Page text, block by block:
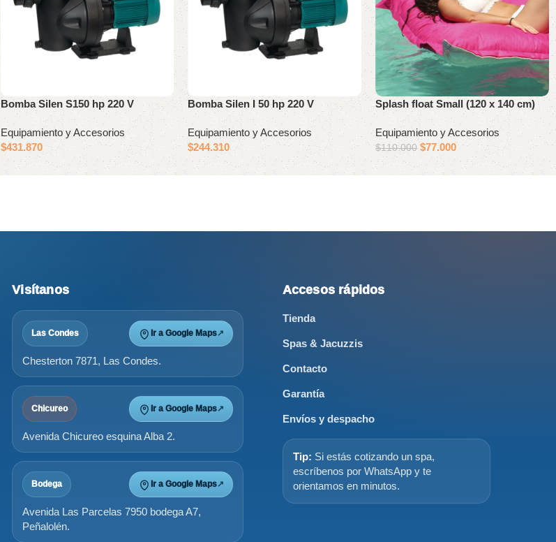
Bomba Silen S150 hp 220 V
Equipamiento y Accesorios
$431.870
Bomba Silen I 50 hp 220 V
Equipamiento y Accesorios
$244.310
Splash float Small (120 x 140 cm)
Equipamiento y Accesorios
$110.000 $77.000
Visítanos
Las Condes Ir a Google Maps↗
Chesterton 7871, Las Condes.
Chicureo Ir a Google Maps↗
Avenida Chicureo esquina Alba 2.
Bodega Ir a Google Maps↗
Avenida Las Parcelas 7950 bodega A7,
Peñalolén.
Accesos rápidos
Tienda
Spas & Jacuzzis
Contacto
Garantía
Envíos y despacho
Tip: Si estás cotizando un spa,
escríbenos por WhatsApp y te
orientamos en minutos.